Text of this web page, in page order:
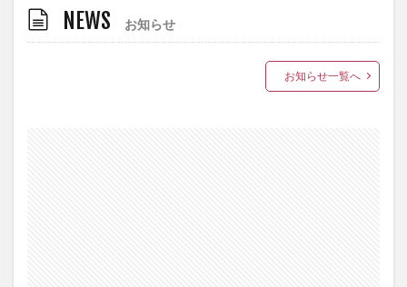
NEWS お知らせ
お知らせ一覧へ